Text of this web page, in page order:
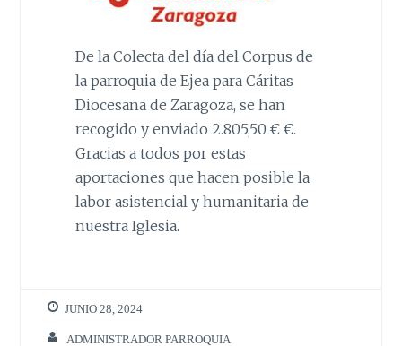
De la Colecta del día del Corpus de
la parroquia de Ejea para Cáritas
Diocesana de Zaragoza, se han
recogido y enviado 2.805,50 € €.
Gracias a todos por estas
aportaciones que hacen posible la
labor asistencial y humanitaria de
nuestra Iglesia.
JUNIO 28, 2024
ADMINISTRADOR PARROQUIA